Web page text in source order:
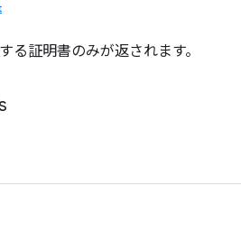
る証明書のみが返されます。